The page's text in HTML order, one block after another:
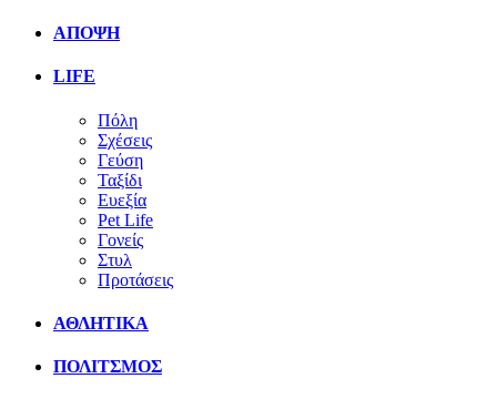
ΑΠΟΨΗ
LIFE
Πόλη
Σχέσεις
Γεύση
Ταξίδι
Ευεξία
Pet Life
Γονείς
Στυλ
Προτάσεις
ΑΘΛΗΤΙΚΑ
ΠΟΛΙΤΣΜΟΣ